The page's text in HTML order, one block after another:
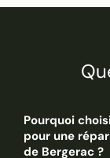
Pourquoi
pour une
de Bergerac ?